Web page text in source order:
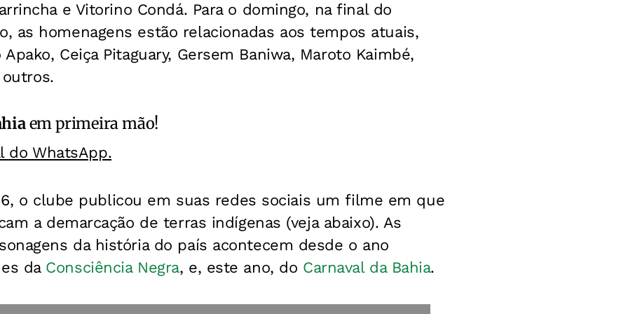
e Vitorino Condá. Para o domingo, na final do
as homenagens estão relacionadas aos tempos atuais,
Ceiça Pitaguary, Gersem Baniwa, Maroto Kaimbé,
em primeira mão!
do WhatsApp.
o clube publicou em suas redes sociais um filme em que
a demarcação de terras indígenas (veja abaixo). As
da história do país acontecem desde o ano
da Consciência Negra, e, este ano, do Carnaval da Bahia.